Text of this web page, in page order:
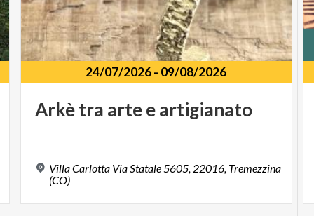
24/07/2026- 09/08/2026
Arkètra arteeartigianato
Villa Carlotta Via Statale 5605, 22016, Tremezzina
(CO)